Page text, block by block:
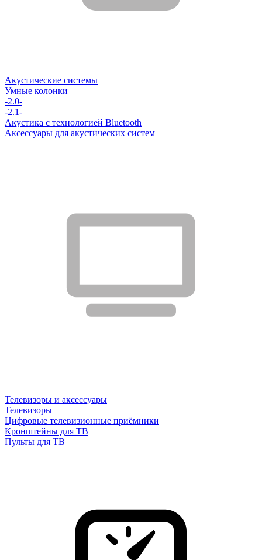
Акустические системы
Умные колонки
-2.0-
-2.1-
Акустика с технологией Bluetooth
Аксессуары для акустических систем
Телевизоры и аксессуары
Телевизоры
Цифровые телевизионные приёмники
Кронштейны для ТВ
Пульты для ТВ